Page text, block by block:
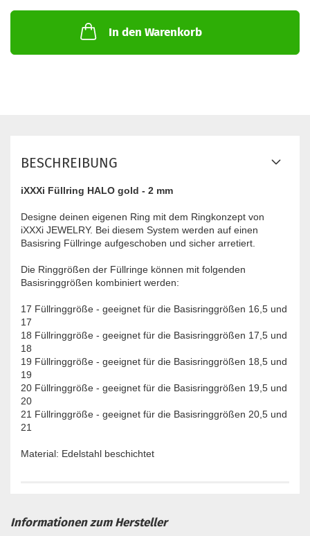
In den Warenkorb
BESCHREIBUNG
iXXXi Füllring HALO gold - 2 mm
Designe deinen eigenen Ring mit dem Ringkonzept von
iXXXi JEWELRY. Bei diesem System werden auf einen
Basisring Füllringe aufgeschoben und sicher arretiert.
Die Ringgrößen der Füllringe können mit folgenden
Basisringgrößen kombiniert werden:
17 Füllringgröße - geeignet für die Basisringgrößen 16,5 und
17
18 Füllringgröße - geeignet für die Basisringgrößen 17,5 und
18
19 Füllringgröße - geeignet für die Basisringgrößen 18,5 und
19
20 Füllringgröße - geeignet für die Basisringgrößen 19,5 und
20
21 Füllringgröße - geeignet für die Basisringgrößen 20,5 und
21
Material: Edelstahl beschichtet